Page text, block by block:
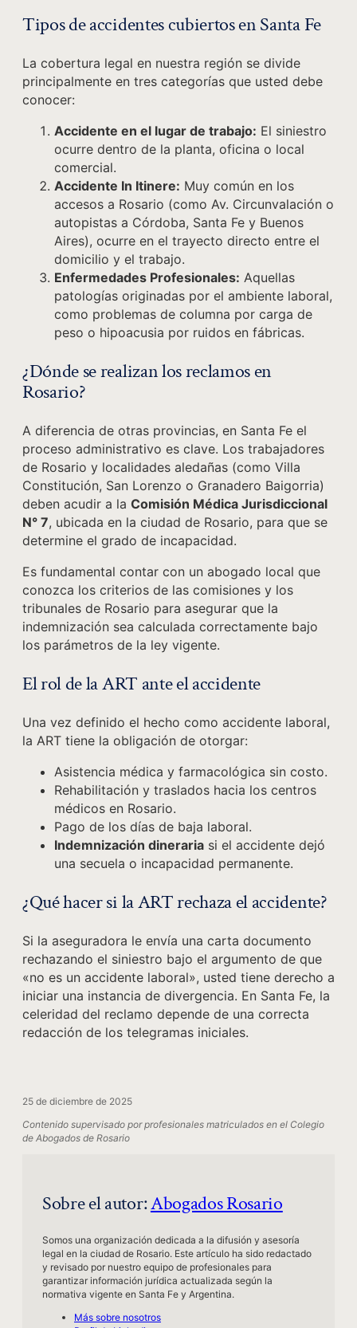
Tipos de accidentes cubiertos en Santa Fe
La cobertura legal en nuestra región se divide
principalmente en tres categorías que usted debe
conocer:
Accidente en el lugar de trabajo: El siniestro
ocurre dentro de la planta, oficina o local
comercial.
Accidente In Itinere: Muy común en los
accesos a Rosario (como Av. Circunvalación o
autopistas a Córdoba, Santa Fe y Buenos
Aires), ocurre en el trayecto directo entre el
domicilio y el trabajo.
Enfermedades Profesionales: Aquellas
patologías originadas por el ambiente laboral,
como problemas de columna por carga de
peso o hipoacusia por ruidos en fábricas.
¿Dónde se realizan los reclamos en
Rosario?
A diferencia de otras provincias, en Santa Fe el
proceso administrativo es clave. Los trabajadores
de Rosario y localidades aledañas (como Villa
Constitución, San Lorenzo o Granadero Baigorria)
deben acudir a la Comisión Médica Jurisdiccional
N° 7, ubicada en la ciudad de Rosario, para que se
determine el grado de incapacidad.
Es fundamental contar con un abogado local que
conozca los criterios de las comisiones y los
tribunales de Rosario para asegurar que la
indemnización sea calculada correctamente bajo
los parámetros de la ley vigente.
El rol de la ART ante el accidente
Una vez definido el hecho como accidente laboral,
la ART tiene la obligación de otorgar:
Asistencia médica y farmacológica sin costo.
Rehabilitación y traslados hacia los centros
médicos en Rosario.
Pago de los días de baja laboral.
Indemnización dineraria si el accidente dejó
una secuela o incapacidad permanente.
¿Qué hacer si la ART rechaza el accidente?
Si la aseguradora le envía una carta documento
rechazando el siniestro bajo el argumento de que
«no es un accidente laboral», usted tiene derecho a
iniciar una instancia de divergencia. En Santa Fe, la
celeridad del reclamo depende de una correcta
redacción de los telegramas iniciales.
25 de diciembre de 2025
Contenido supervisado por profesionales matriculados en el Colegio
de Abogados de Rosario
Sobre el autor:Abogados Rosario
Somos una organización dedicada a la difusión y asesoría
legal en la ciudad de Rosario. Este artículo ha sido redactado
y revisado por nuestro equipo de profesionales para
garantizar información jurídica actualizada según la
normativa vigente en Santa Fe y Argentina.
Más sobre nosotros